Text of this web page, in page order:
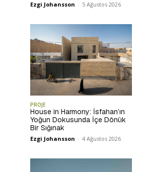
Ezgi Johansson - 5 Ağustos 2026
PROJE
House in Harmony: İsfahan’ın
Yoğun Dokusunda İçe Dönük
Bir Sığınak
Ezgi Johansson - 4 Ağustos 2026